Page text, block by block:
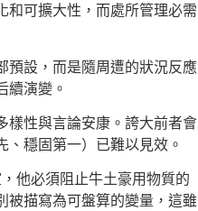
和可擴大性，而處所管理必需
預設，而是隨周遭的狀況反應
續演變。
樣性與言論安康。誇大前者會
穩固第一）已難以見效。
他必須阻止牛土豪用物質的
被描寫為可盤算的變量，這雖